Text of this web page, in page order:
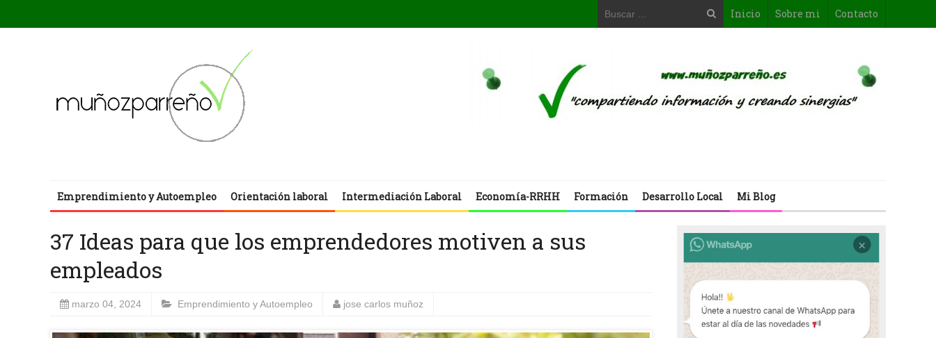
Inicio Sobre mi Contacto
Emprendimiento y Autoempleo Orientación laboral Intermediación Laboral Economía-RRHH Formación Desarrollo Local Mi Blog
37 Ideas para que los emprendedores motiven a sus
empleados
marzo 04, 2024 Emprendimiento y Autoempleo jose carlos muñoz